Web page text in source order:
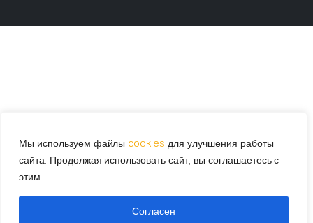
Мы используем файлы cookies для улучшения работы
сайта. Продолжая использовать сайт, вы соглашаетесь с
этим.
Согласен